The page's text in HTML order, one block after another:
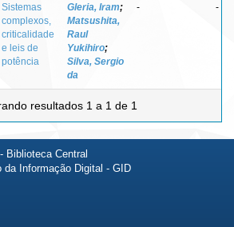
Sistemas
complexos,
criticalidade
e leis de
potência
Gleria, Iram;
Matsushita,
Raul
Yukihiro;
Silva, Sergio
da
- -
resultados 1 a 1 de 1
Biblioteca Central
da Informação Digital - GID